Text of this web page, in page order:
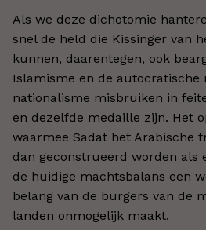
Als we deze dichotomie
snel de held die Kissinger van
kunnen, daarentegen, ook
Islamisme en de autocratische
nationalisme misbruiken in
en dezelfde medaille zijn. Het
waarmee Sadat het Arabische
dan geconstrueerd worden als
de huidige machtsbalans een
belang van de burgers van de
landen onmogelijk maakt.